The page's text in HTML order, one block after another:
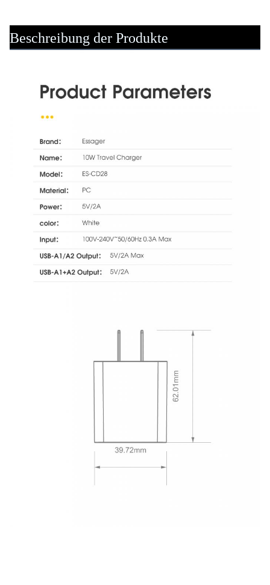
Beschreibung der Produkte